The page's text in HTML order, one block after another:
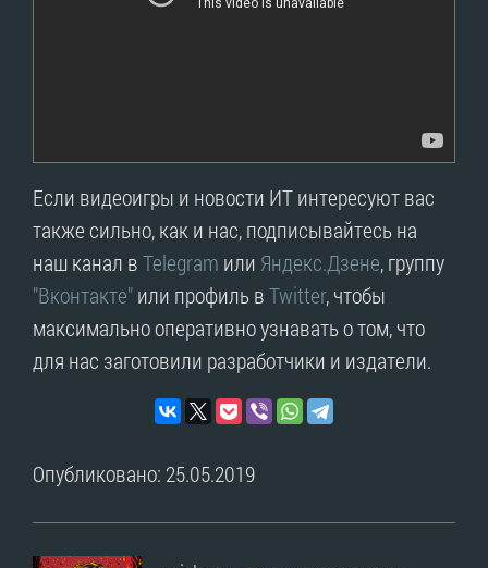
Если видеоигры и новости ИТ интересуют вас
также сильно, как и нас, подписывайтесь на
наш канал вTelegram или Яндекс.Дзене, группу
"Вконтакте"или профиль вTwitter, чтобы
максимально оперативно узнавать о том, что
для нас заготовили разработчики и издатели.
Опубликовано: 25.05.2019